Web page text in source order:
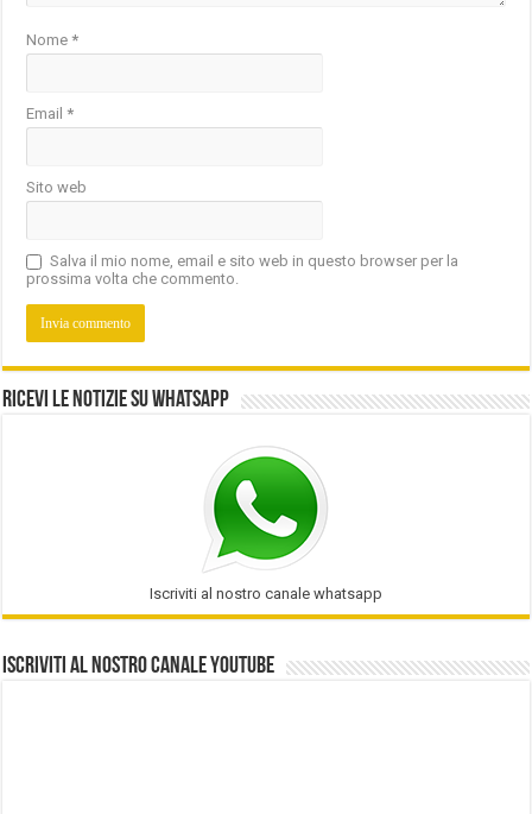
Nome*
Email*
Sito web
Salva il mio nome, email e sito web in questo browser per la
prossima volta che commento.
Ricevi le notizie su Whatsapp
Iscriviti al nostro canale whatsapp
Iscriviti al nostro Canale Youtube